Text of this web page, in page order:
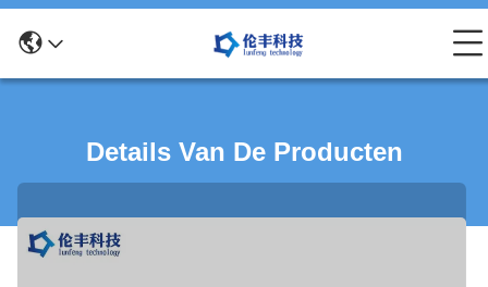
Details Van De Producten